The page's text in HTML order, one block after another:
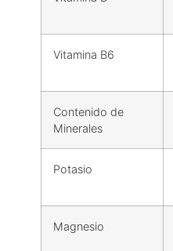
Vitamina B6
Contenido de
Minerales
Potasio
Magnesio